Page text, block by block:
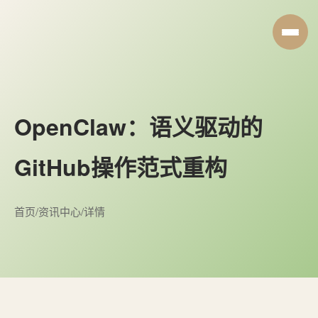
OpenClaw：语义驱动的
GitHub操作范式重构
首页/资讯中心/详情